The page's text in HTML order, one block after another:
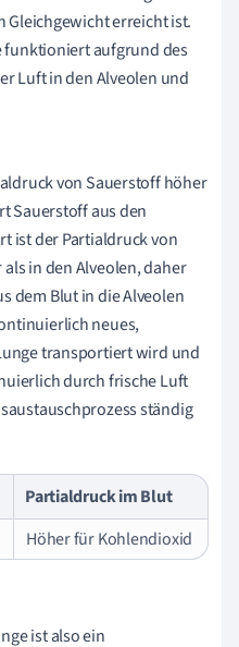
erreicht ist.
funktioniert aufgrund des
Luft in den Alveolen und
von Sauerstoff höher
Sauerstoff aus den
ist der Partialdruck von
in den Alveolen, daher
dem Blut in die Alveolen
neues,
transportiert wird und
durch frische Luft
ständig
Partialdruck im Blut
Höher für Kohlendioxid
ist also ein